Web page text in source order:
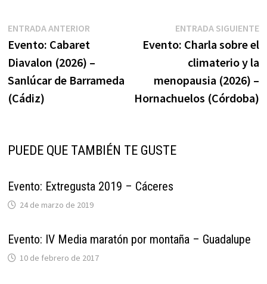
Navegación
de
entradas
ENTRADA ANTERIOREntrada
anterior:
Evento: Cabaret
Diavalon (2026) –
Sanlúcar de Barrameda
(Cádiz)
ENTRADA SIGUIENTE
Evento: Charla sobre el
climaterio y la
menopausia (2026) –
Hornachuelos (Córdoba)
PUEDE QUE TAMBIÉN TE GUSTE
Evento: Extregusta 2019 – Cáceres
24 de marzo de 2019
Evento: IV Media maratón por montaña – Guadalupe
10 de febrero de 2017